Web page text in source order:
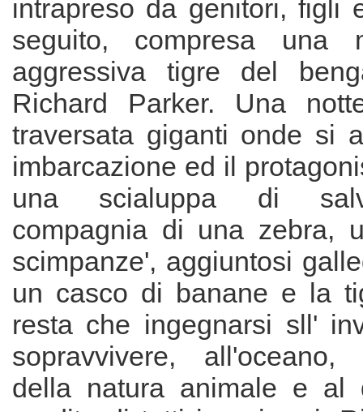
intrapreso da genitori, figli
seguito, compresa una
aggressiva tigre del
Richard Parker. Una
traversata giganti onde si
imbarcazione ed il
una scialuppa di
compagnia di una zebra,
scimpanze', aggiuntosi
un casco di banane e la
resta che ingegnarsi sll'
sopravvivere,
della natura animale e al